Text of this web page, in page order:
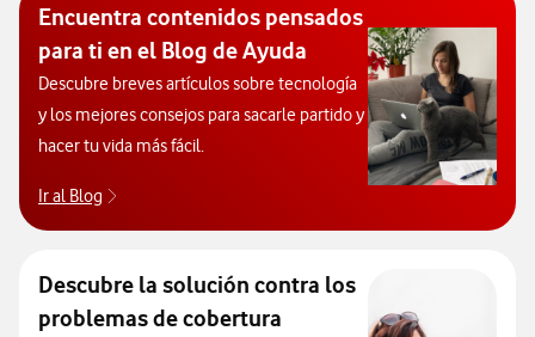
Encuentra contenidos pensados
para ti en el Blog de Ayuda
Descubre breves artículos sobre tecnología
y los mejores consejos para sacarle partido y
hacer tu vida más fácil.
Ir al Blog
Descubre la solución contra los
problemas de cobertura